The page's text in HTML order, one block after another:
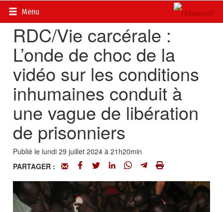
Menu
Accueil>
RDC/Vie carcérale :
L’onde de choc de la
vidéo sur les conditions
inhumaines conduit à
une vague de libération
de prisonniers
Publié le lundi 29 juillet 2024 à 21h20min
PARTAGER :